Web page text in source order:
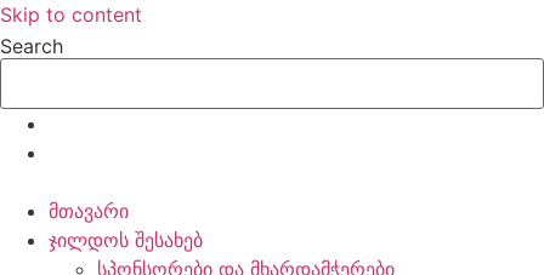
Skip to content
Search
მთავარი
ჯილდოს შესახებ
სპონსორები და მხარდამჭერები